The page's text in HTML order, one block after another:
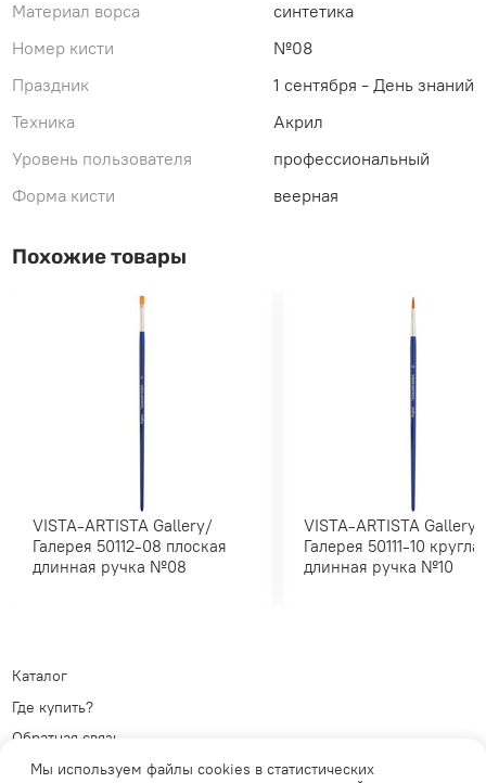
Материал ворса
синтетика
Номер кисти
№08
Праздник
1 сентября - День знаний
Техника
Акрил
Уровень пользователя
профессиональный
Форма кисти
веерная
Похожие товары
VISTA-ARTISTA Gallery/
Галерея 50112-08 плоская
длинная ручка №08
VISTA-ARTISTA Gallery/
Галерея 50111-10 круглая
длинная ручка №10
Каталог
Где купить?
Обратная связь
Политика обработки
Мы используем файлы cookies в статистических